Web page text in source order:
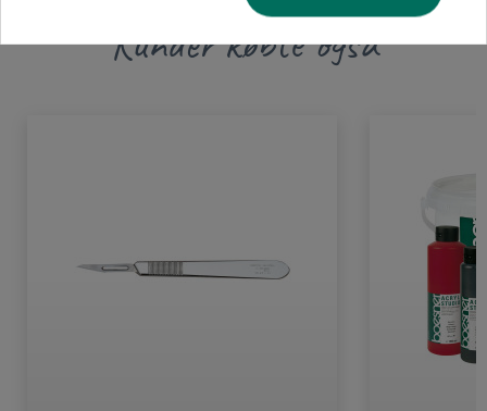
Kunder købte også